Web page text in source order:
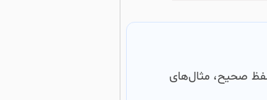
صحیح، مثال‌های